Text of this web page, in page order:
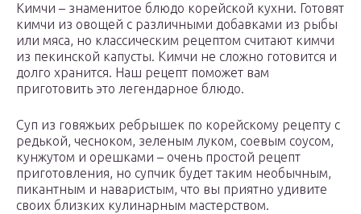
Кимчи – знаменитое блюдо корейской кухни. Готовят
кимчи из овощей с различными добавками из рыбы
или мяса, но классическим рецептом считают кимчи
из пекинской капусты. Кимчи не сложно готовится и
долго хранится. Наш рецепт поможет вам
приготовить это легендарное блюдо.
Суп из говяжьих ребрышек по корейскому рецепту с
редькой, чесноком, зеленым луком, соевым соусом,
кунжутом и орешками – очень простой рецепт
приготовления, но супчик будет таким необычным,
пикантным и наваристым, что вы приятно удивите
своих близких кулинарным мастерством.